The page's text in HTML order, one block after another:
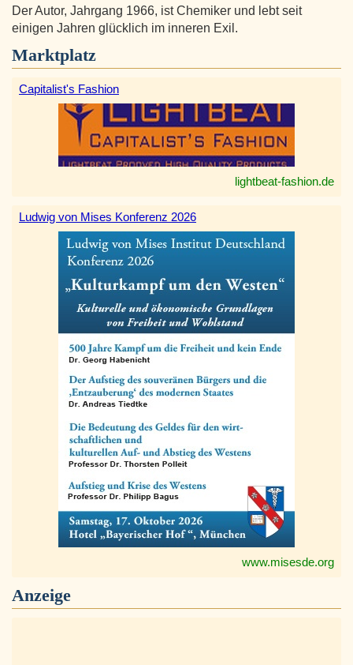
Der Autor, Jahrgang 1966, ist Chemiker und lebt seit
einigen Jahren glücklich im inneren Exil.
Marktplatz
Capitalist's Fashion
lightbeat-fashion.de
Ludwig von Mises Konferenz 2026
www.misesde.org
Anzeige